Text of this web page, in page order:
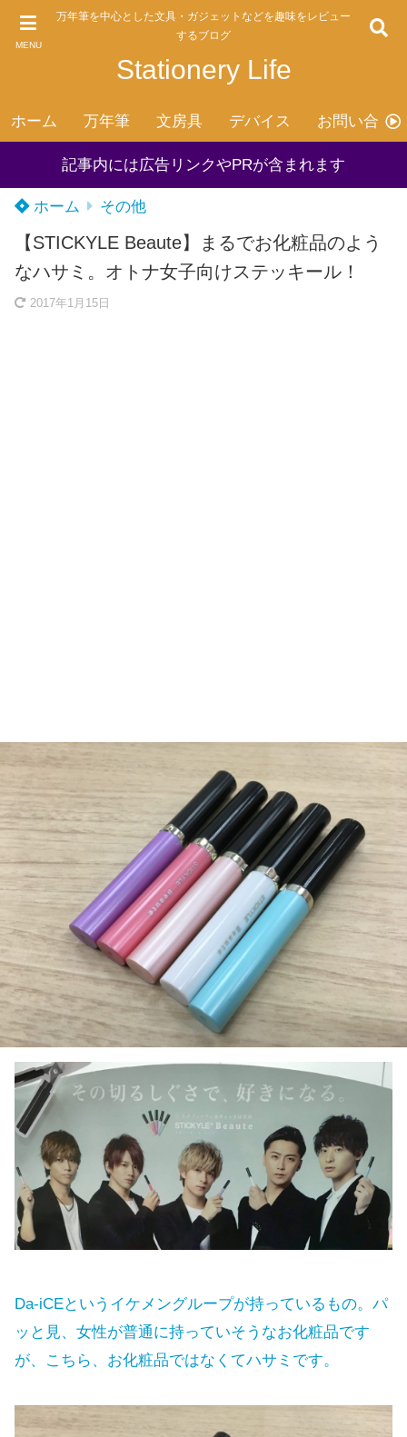
MENU
万年筆を中心とした文具・ガジェットなどを趣味をレビュー
するブログ
Stationery Life
ホーム 万年筆 文房具 デバイス お問い合わ
記事内には広告リンクやPRが含まれます
ホーム その他
【STICKYLE Beaute】まるでお化粧品のよう
なハサミ。オトナ女子向けステッキール！
2017年1月15日
Da-iCEというイケメングループが持っているもの。パ
ッと見、女性が普通に持っていそうなお化粧品です
が、こちら、お化粧品ではなくてハサミです。